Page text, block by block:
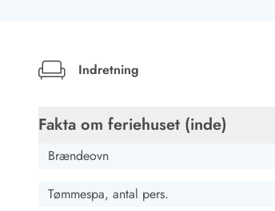
Indretning
Fakta om feriehuset (inde)
Brændeovn
Tømmespa, antal pers.